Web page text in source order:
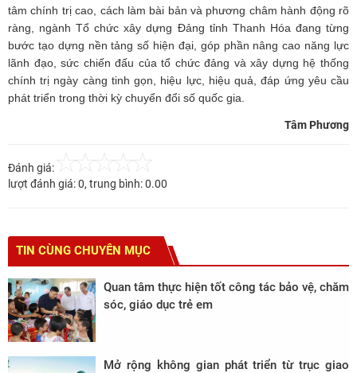
tâm chính trị cao, cách làm bài bản và phương châm hành động rõ
ràng, ngành Tổ chức xây dựng Đảng tỉnh Thanh Hóa đang từng
bước tạo dựng nền tảng số hiện đại, góp phần nâng cao năng lực
lãnh đạo, sức chiến đấu của tổ chức đảng và xây dựng hệ thống
chính trị ngày càng tinh gọn, hiệu lực, hiệu quả, đáp ứng yêu cầu
phát triển trong thời kỳ chuyển đổi số quốc gia.
Tâm Phương
Đánh giá:
lượt đánh giá:0, trung bình:0.00
TIN CÙNG CHUYÊN MỤC
Quan tâm thực hiện tốt công tác bảo vệ, chăm
sóc, giáo dục trẻ em
Mở rộng không gian phát triển từ trục giao